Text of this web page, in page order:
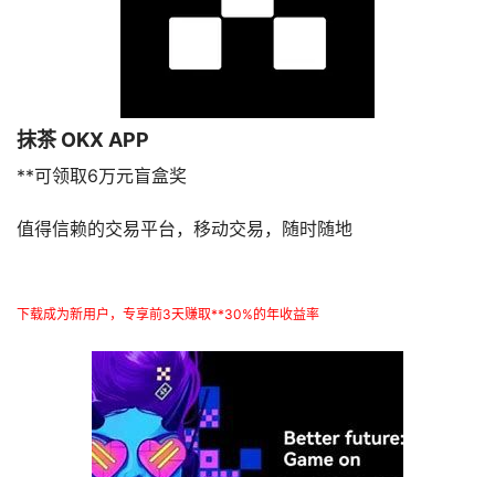
抹茶 OKX APP
**可领取6万元盲盒奖
值得信赖的交易平台，移动交易，随时随地
下载成为新用户，专享前3天赚取**30%的年收益率